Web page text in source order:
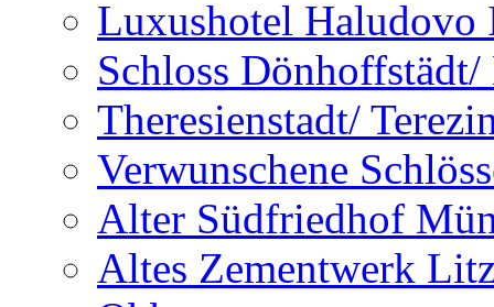
Luxushotel
Schloss Dönhoffstädt/
Theresienstadt/
Verwunschene
Alter Südfriedhof
Altes Zementwerk